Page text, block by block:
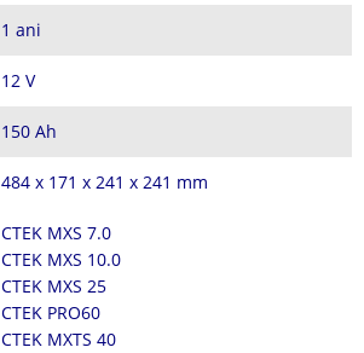
1 ani
12 V
150 Ah
484 x 171 x 241 x 241 mm
CTEK MXS 7.0
CTEK MXS 10.0
CTEK MXS 25
CTEK PRO60
CTEK MXTS 40